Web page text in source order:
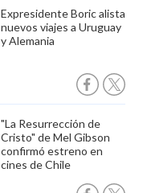
Expresidente Boric alista
nuevos viajes a Uruguay
y Alemania
"La Resurrección de
Cristo" de Mel Gibson
confirmó estreno en
cines de Chile